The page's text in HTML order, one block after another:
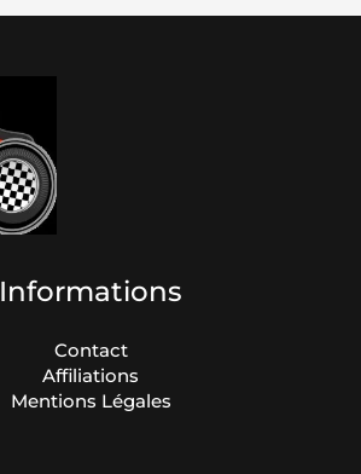
Informations
Contact
Affiliations
Mentions Légales